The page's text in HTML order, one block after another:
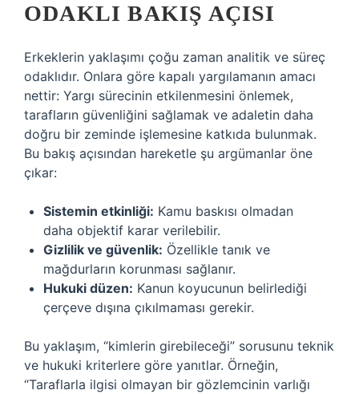
ODAKLI BAKIŞ AÇISI
Erkeklerin yaklaşımı çoğu zaman analitik ve süreç
odaklıdır. Onlara göre kapalı yargılamanın amacı
nettir: Yargı sürecinin etkilenmesini önlemek,
tarafların güvenliğini sağlamak ve adaletin daha
doğru bir zeminde işlemesine katkıda bulunmak.
Bu bakış açısından hareketle şu argümanlar öne
çıkar:
Sistemin etkinliği: Kamu baskısı olmadan
daha objektif karar verilebilir.
Gizlilik ve güvenlik: Özellikle tanık ve
mağdurların korunması sağlanır.
Hukuki düzen: Kanun koyucunun belirlediği
çerçeve dışına çıkılmaması gerekir.
Bu yaklaşım, “kimlerin girebileceği” sorusunu teknik
ve hukuki kriterlere göre yanıtlar. Örneğin,
“Taraflarla ilgisi olmayan bir gözlemcinin varlığı